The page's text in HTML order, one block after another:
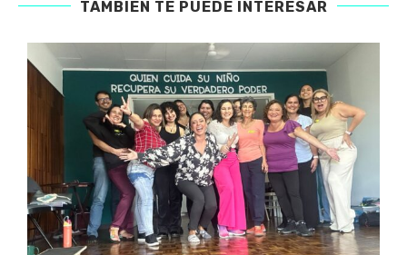
TAMBIÉN TE PUEDE INTERESAR